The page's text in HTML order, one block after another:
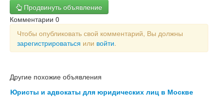
Продвинуть объявление
Комментарии 0
Чтобы опубликовать свой комментарий, Вы должны
зарегистрироваться или войти.
Другие похожие объявления
Юристы и адвокаты для юридических лиц в Москве